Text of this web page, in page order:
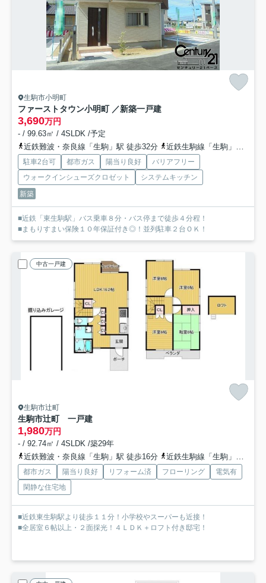
生駒市小明町
ファーストタウン小明町 ／新築一戸建
3,690万円
- / 99.63㎡ / 4SLDK /予定
近鉄難波・奈良線「生駒」駅 徒歩32分
近鉄生駒線「生駒」駅 徒歩32分
駐車2台可 都市ガス 陽当り良好
バリアフリー
ウォークインシューズクロゼット
システムキッチン
新築
■近鉄「東生駒駅」バス乗車８分・バス停まで徒歩４分程！
■まもりすまい保険１０年保証付き◎！並列駐車２台ＯＫ！
中古一戸建
生駒市辻町
生駒市辻町 一戸建
1,980万円
- / 92.74㎡ / 4SLDK /築29年
近鉄難波・奈良線「生駒」駅 徒歩16分
近鉄生駒線「生駒」駅 徒歩16分
都市ガス 陽当り良好 リフォーム済 フローリング
電気有
閑静な住宅地
■近鉄東生駒駅より徒歩１１分！小学校やスーパーも近接！
■全居室６帖以上・２面採光！４ＬＤＫ＋ロフト付き邸宅！